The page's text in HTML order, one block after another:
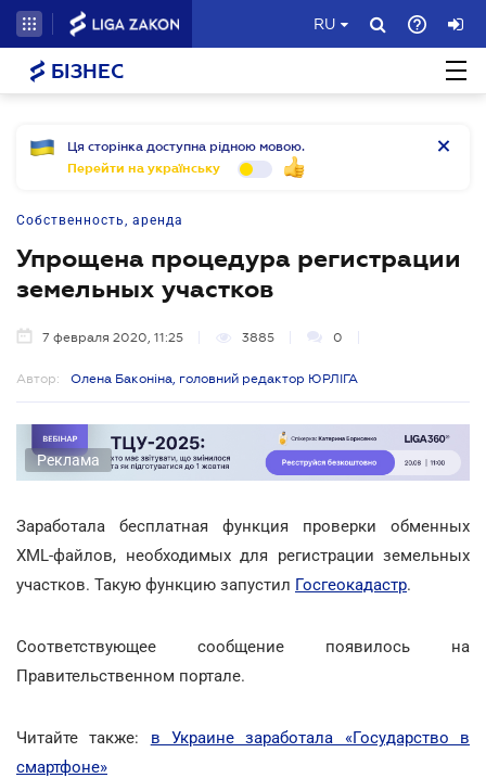
RU
БІЗНЕС
Ця сторінка доступна рідною мовою.
Перейти на українську
Собственность, аренда
Упрощена процедура регистрации
земельных участков
7 февраля 2020, 11:25 3885 0
Автор: Олена Баконіна, головний редактор ЮРЛІГА
Реклама
Заработала бесплатная функция проверки обменных
XML-файлов, необходимых для регистрации земельных
участков. Такую функцию запустил Госгеокадастр.
Соответствующее сообщение появилось на
Правительственном портале.
Читайте также: в Украине заработала «Государство в
смартфоне»